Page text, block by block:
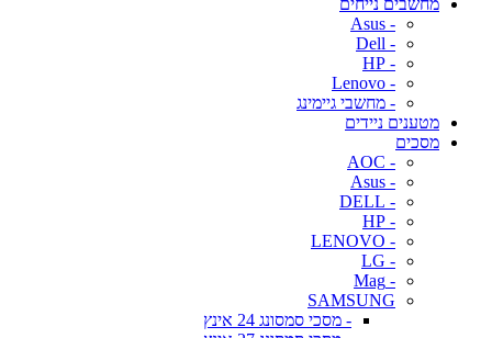
מחשבים נייחים
- Asus
- Dell
- HP
- Lenovo
- מחשבי גיימינג
מטענים ניידים
מסכים
- AOC
- Asus
- DELL
- HP
- LENOVO
- LG
- Mag
SAMSUNG
- מסכי סמסונג 24 אינץ